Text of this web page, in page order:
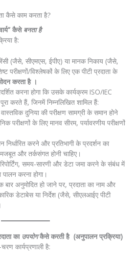
कैसे काम करता है?
कैसे बनता है
है:
(जैसे, सीएमएस, ईपीए) या मानक निकाय (जैसे,
परीक्षणों/विश्लेषकों के लिए एक पीटी प्रदाता के
करता है ।
करना होगा कि उसके कार्यक्रम ISO/IEC
करते हैं, जिनमें निम्नलिखित शामिल हैं:
दुनिया की परीक्षण सामग्री के समान होने
​​परीक्षणों के लिए मानव सीरम, पर्यावरणीय परीक्षणों
निर्धारित करने और प्रतिभागी के प्रदर्शन का
और तर्कसंगत होनी चाहिए।
समय-सारणी और डेटा जमा करने के संबंध में
पालन करना होगा।
अनुमोदित हो जाने पर, प्रदाता का नाम और
डेटाबेस या निर्देश (जैसे, सीएलआईए पीटी
का उपयोगकैसे करती है (अनुपालन प्रक्रिया)
कार्यप्रणाली है: